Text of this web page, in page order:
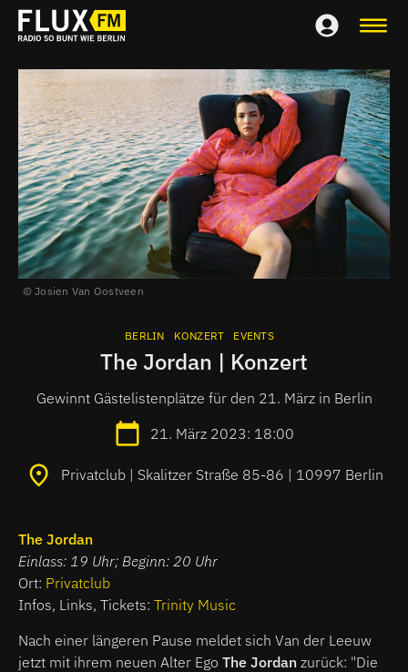
Josien Van Oostveen
BERLIN KONZERT EVENTS
The Jordan | Konzert
Gewinnt Gästelistenplätze für den 21. März in Berlin
21. März 2023: 18:00
Privatclub | Skalitzer Straße 85-86 | 10997 Berlin
The Jordan
Einlass: 19 Uhr; Beginn: 20 Uhr
Ort: Privatclub
Infos, Links, Tickets: Trinity Music
Nach einer längeren Pause meldet sich Van der Leeuw
jetzt mit ihrem neuen Alter Ego The Jordan zurück: "Die